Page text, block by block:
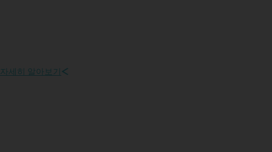
자세히 알아보기